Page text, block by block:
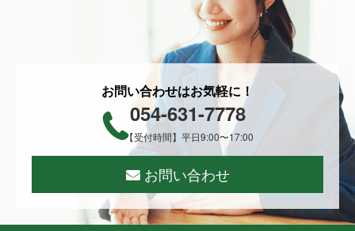
お問い合わせはお気軽に！
054-631-7778
【受付時間】平日9:00〜17:00
お問い合わせ